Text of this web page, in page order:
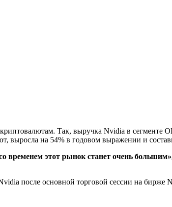
Так, выручка Nvidia в сегменте
выросла на 54% в годовом выражении и
временем этот рынок станет очень
после основной торговой сессии на